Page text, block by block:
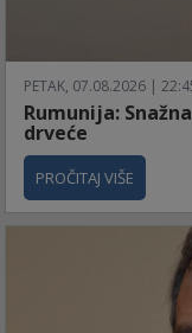
PETAK, 07.08.2026 |
Rumunija:
drveće
PROČITAJ VIŠE